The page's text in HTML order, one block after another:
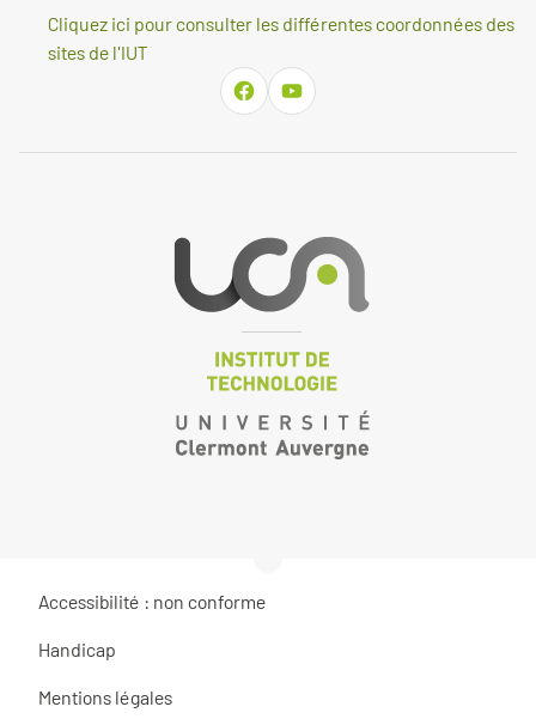
Cliquez ici pour consulter les différentes coordonnées des
sites de l'IUT
Accessibilité : non conforme
Handicap
Mentions légales